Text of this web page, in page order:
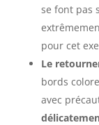
se font pas
pour cet
Le
bords
avec